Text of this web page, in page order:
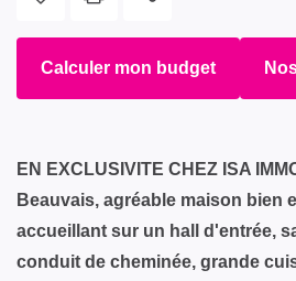
Calculer mon budget
EN EXCLUSIVITE CHEZ ISA
Beauvais, agréable maison bien
accueillant sur un hall d'entrée,
conduit de cheminée, grande